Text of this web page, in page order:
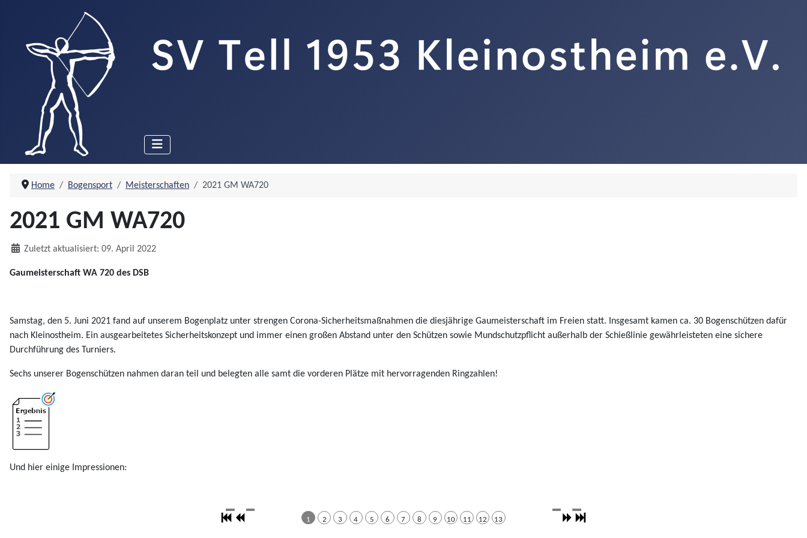
Home Bogensport Meisterschaften 2021 GM WA720
2021 GM WA720
DetailsZuletzt aktualisiert: 09. April 2022
Gaumeisterschaft WA 720 des DSB
Samstag, den 5. Juni 2021 fand auf unserem Bogenplatz unter strengen Corona-Sicherheitsmaßnahmen die diesjährige Gaumeisterschaft im Freien statt. Insgesamt kamen ca. 30 Bogenschützen dafür
nach Kleinostheim. Ein ausgearbeitetes Sicherheitskonzept und immer einen großen Abstand unter den Schützen sowie Mundschutzpflicht außerhalb der Schießlinie gewährleisteten eine sichere
Durchführung des Turniers.
Sechs unserer Bogenschützen nahmen daran teil und belegten alle samt die vorderen Plätze mit hervorragenden Ringzahlen!
Und hier einige Impressionen:
1 2 3 4 5 6 7 8 9 10 11 12 13